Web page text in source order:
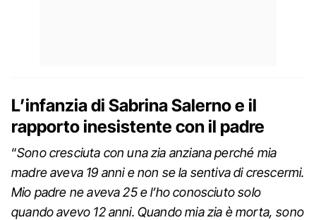
L’infanzia di Sabrina Salerno e il
rapporto inesistente con il padre
“Sono cresciuta con una zia anziana perché mia
madre aveva 19 anni e non se la sentiva di crescermi.
Mio padre ne aveva 25 e l’ho conosciuto solo
quando avevo 12 anni. Quando mia zia è morta, sono